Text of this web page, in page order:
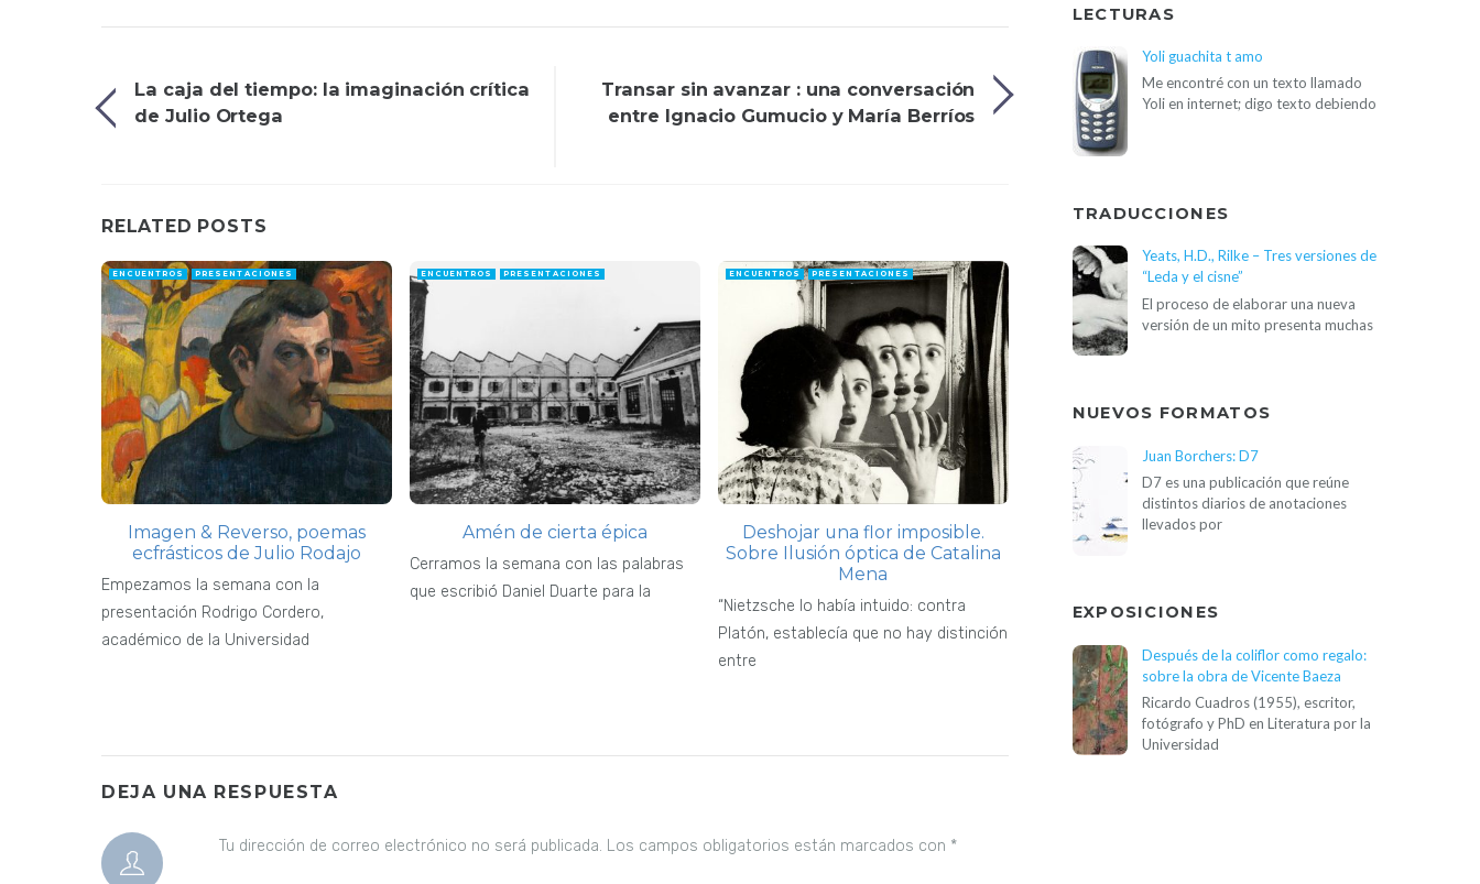
La caja del tiempo: la imaginación crítica
de Julio Ortega
Transar sin avanzar : una conversación
entre Ignacio Gumucio y María Berríos
RELATED POSTS
ENCUENTROS PRESENTACIONES
Imagen & Reverso, poemas
ecfrásticos de Julio Rodajo
Empezamos la semana con la
presentación Rodrigo Cordero,
académico de la Universidad
ENCUENTROS PRESENTACIONES
Amén de cierta épica
Cerramos la semana con las palabras
que escribió Daniel Duarte para la
ENCUENTROS PRESENTACIONES
Deshojar una flor imposible.
Sobre Ilusión óptica de Catalina
Mena
“Nietzsche lo había intuido: contra
Platón, establecía que no hay distinción
entre
DEJA UNA RESPUESTA
Tu dirección de correo electrónico no será publicada. Los campos obligatorios están marcados con *
LECTURAS
Yoli guachita t amo
Me encontré con un texto llamado
Yoli en internet; digo texto debiendo
TRADUCCIONES
Yeats, H.D., Rilke – Tres versiones de
“Leda y el cisne”
El proceso de elaborar una nueva
versión de un mito presenta muchas
NUEVOS FORMATOS
Juan Borchers: D7
D7 es una publicación que reúne
distintos diarios de anotaciones
llevados por
EXPOSICIONES
Después de la coliflor como regalo:
sobre la obra de Vicente Baeza
Ricardo Cuadros (1955), escritor,
fotógrafo y PhD en Literatura por la
Universidad